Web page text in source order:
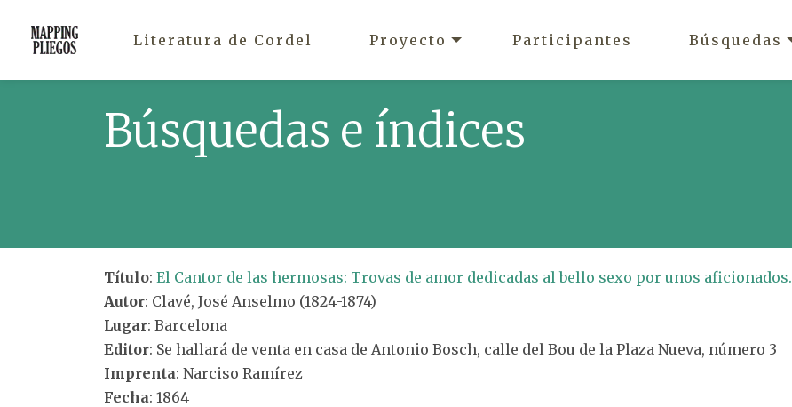
Literatura de Cordel Proyecto Participantes Búsquedas
Búsquedas e índices
Título: El Cantor de las hermosas: Trovas de amor dedicadas al bello sexo por unos aficionados.
Autor: Clavé, José Anselmo (1824-1874)
Lugar: Barcelona
Editor: Se hallará de venta en casa de Antonio Bosch, calle del Bou de la Plaza Nueva, número 3
Imprenta: Narciso Ramírez
Fecha: 1864